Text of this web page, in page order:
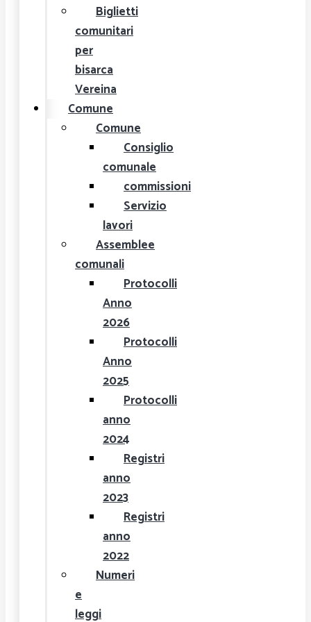
Biglietti
comunitari
per
bisarca
Vereina
Comune
Comune
Consiglio
comunale
commissioni
Servizio
lavori
Assemblee
comunali
Protocolli
Anno
2026
Protocolli
Anno
2025
Protocolli
anno
2024
Registri
anno
2023
Registri
anno
2022
Numeri
e
leggi